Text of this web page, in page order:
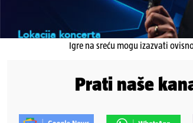
Igre na sreću mogu izazvati
Prati naše